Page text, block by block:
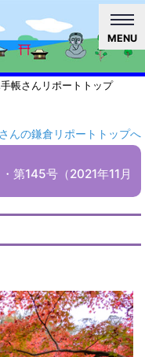
MENU
帳さんリポートトップ
んの鎌倉リポートトップへ
第145号（2021年11月